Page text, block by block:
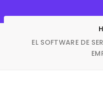
EL SOFTWARE DE